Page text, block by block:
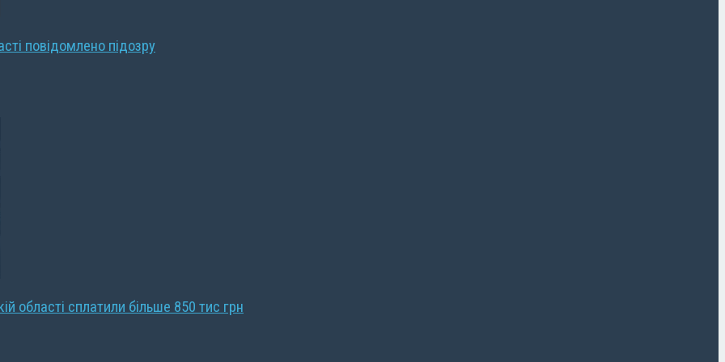
повідомлено підозру
області сплатили більше 850 тис грн